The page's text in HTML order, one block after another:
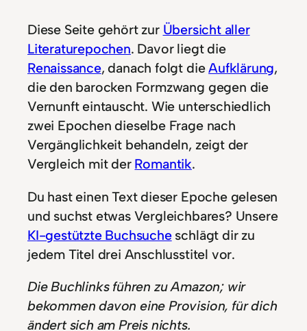
Diese Seite gehört zur Übersicht aller
Literaturepochen. Davor liegt die
Renaissance, danach folgt dieAufklärung,
die den barocken Formzwang gegen die
Vernunft eintauscht. Wie unterschiedlich
zwei Epochen dieselbe Frage nach
Vergänglichkeit behandeln, zeigt der
Vergleich mit der Romantik.
Du hast einen Text dieser Epoche gelesen
und suchst etwas Vergleichbares? Unsere
KI-gestützte Buchsucheschlägt dir zu
jedem Titel drei Anschlusstitel vor.
Die Buchlinks führen zu Amazon; wir
bekommen davon eine Provision, für dich
ändert sich am Preis nichts.